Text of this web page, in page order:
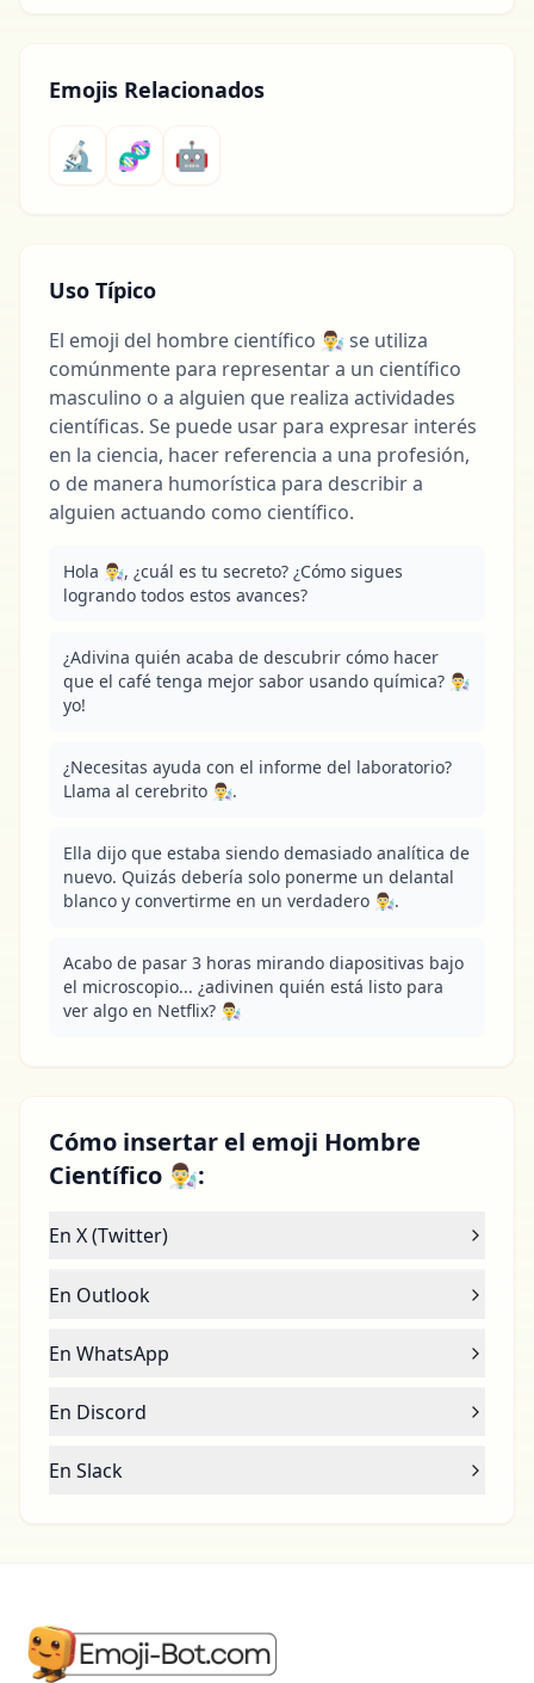
Emojis Relacionados
🔬 🧬 🤖
Uso Típico
El emoji del hombre científico 👨‍🔬 se utiliza
comúnmente para representar a un científico
masculino o a alguien que realiza actividades
científicas. Se puede usar para expresar interés
en la ciencia, hacer referencia a una profesión,
o de manera humorística para describir a
alguien actuando como científico.
Hola 👨‍🔬, ¿cuál es tu secreto? ¿Cómo sigues
logrando todos estos avances?
¿Adivina quién acaba de descubrir cómo hacer
que el café tenga mejor sabor usando química? 👨‍🔬
yo!
¿Necesitas ayuda con el informe del laboratorio?
Llama al cerebrito 👨‍🔬.
Ella dijo que estaba siendo demasiado analítica de
nuevo. Quizás debería solo ponerme un delantal
blanco y convertirme en un verdadero 👨‍🔬.
Acabo de pasar 3 horas mirando diapositivas bajo
el microscopio... ¿adivinen quién está listo para
ver algo en Netflix? 👨‍🔬
Cómo insertar el emoji Hombre
Científico 👨‍🔬:
En X (Twitter)
En Outlook
En WhatsApp
En Discord
En Slack